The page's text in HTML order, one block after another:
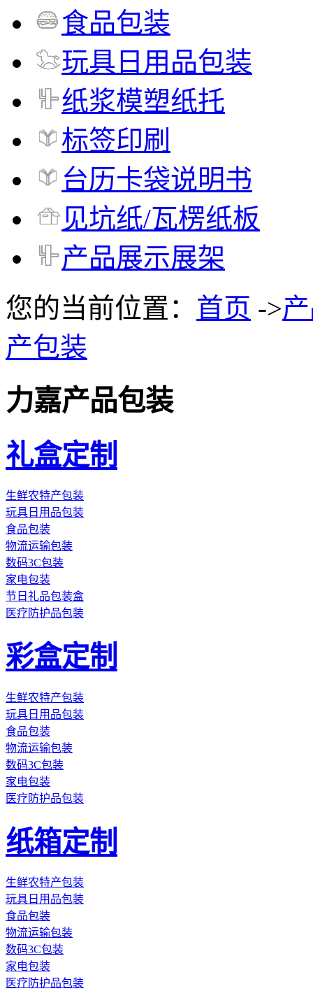
食品包装
玩具日用品包装
纸浆模塑纸托
标签印刷
台历卡袋说明书
见坑纸/瓦楞纸板
产品展示展架
您的当前位置： 首页 ->
产包装
力嘉产品包装
礼盒定制
生鲜农特产包装
玩具日用品包装
食品包装
物流运输包装
数码3C包装
家电包装
节日礼品包装盒
医疗防护品包装
彩盒定制
生鲜农特产包装
玩具日用品包装
食品包装
物流运输包装
数码3C包装
家电包装
医疗防护品包装
纸箱定制
生鲜农特产包装
玩具日用品包装
食品包装
物流运输包装
数码3C包装
家电包装
医疗防护品包装